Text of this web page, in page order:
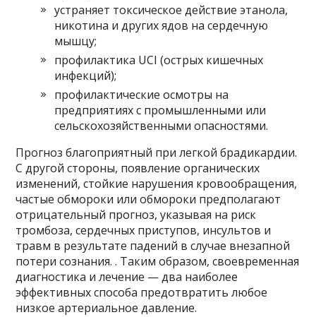
устраняет токсическое действие этанола,
никотина и других ядов на сердечную
мышцу;
профилактика UCI (острых кишечных
инфекций);
профилактические осмотры на
предприятиях с промышленными или
сельскохозяйственными опасностями.
Прогноз благоприятный при легкой брадикардии.
С другой стороны, появление органических
изменений, стойкие нарушения кровообращения,
частые обмороки или обмороки предполагают
отрицательный прогноз, указывая на риск
тромбоза, сердечных приступов, инсультов и
травм в результате падений в случае внезапной
потери сознания. . Таким образом, своевременная
диагностика и лечение — два наиболее
эффективных способа предотвратить любое
низкое артериальное давление.